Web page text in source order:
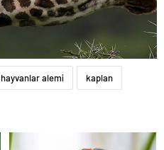
hayvanlar alemi kaplan